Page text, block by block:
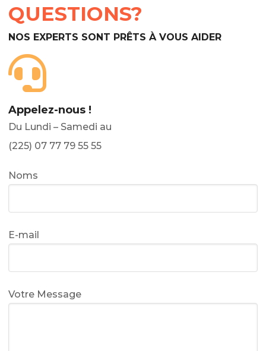
QUESTIONS?
NOS EXPERTS SONT PRÊTS À VOUS AIDER
Appelez-nous !
Du Lundi – Samedi au
(225) 07 77 79 55 55
Noms
E-mail
Votre Message